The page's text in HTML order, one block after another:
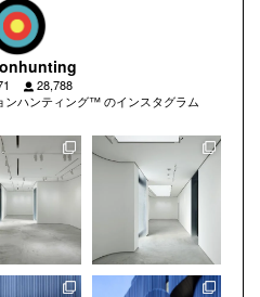
28,788
ハンティング™️ のインスタグラム